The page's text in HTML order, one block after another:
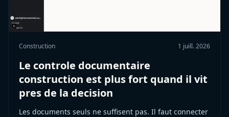
Construction 1 juill. 2026
Le controle documentaire
construction est plus fort quand il vit
pres de la decision
Les documents seuls ne suffisent pas. Il faut connecter